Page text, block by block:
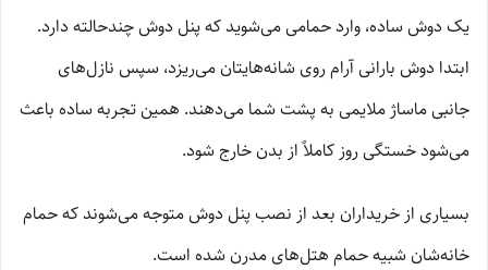
یک دوش ساده، وارد حمامی می‌شوید که پنل دوش چندحالته دارد.
ابتدا دوش بارانی آرام روی شانه‌هایتان می‌ریزد، سپس نازل‌های
جانبی ماساژ ملایمی به پشت شما می‌دهند. همین تجربه ساده باعث
می‌شود خستگی روز کاملاً از بدن خارج شود.
بسیاری از خریداران بعد از نصب پنل دوش متوجه می‌شوند که حمام
خانه‌شان شبیه حمام هتل‌های مدرن شده است.